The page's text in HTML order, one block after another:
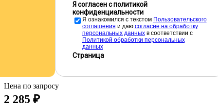
Я согласен с политикой
конфиденциальности
Я ознакомился с текстом Пользовательского
соглашения и даю cогласие на обработку
персональных данныхв соответствии с
Политикой обработки персональных
данных
Страница
Цена по запросу
2 285 ₽